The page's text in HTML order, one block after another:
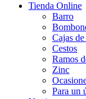
Tienda Online
Barro
Cajas
Cestos
Ramos
Zinc
Para un